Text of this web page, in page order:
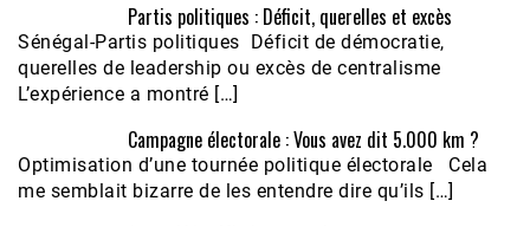
Partis politiques : Déficit, querelles et excès
Sénégal-Partis politiques Déficit de démocratie,
querelles de leadership ou excès de centralisme
L’expérience a montré […]
Campagne électorale : Vous avez dit 5.000 km ?
Optimisation d’une tournée politique électorale Cela
me semblait bizarre de les entendre dire qu’ils […]